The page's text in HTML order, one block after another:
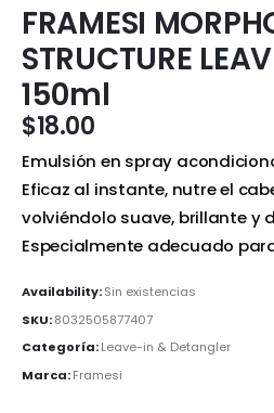
FRAMESI
STRUCTURE
150ml
$18.00
Emulsión en spray
Eficaz al instante, nutre el
volviéndolo suave, brillante y
Especialmente adecuado
Availability:Sin existencias
SKU:8032505877407
Categoría:Leave-in & Detangler
Marca:Framesi